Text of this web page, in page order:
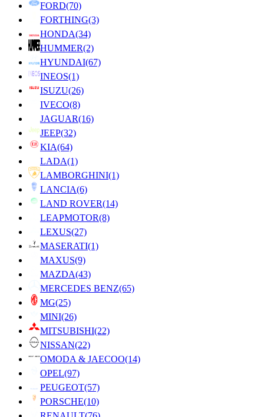
FORD(70)
FORTHING(3)
HONDA(34)
HUMMER(2)
HYUNDAI(67)
INEOS(1)
ISUZU(26)
IVECO(8)
JAGUAR(16)
JEEP(32)
KIA(64)
LADA(1)
LAMBORGHINI(1)
LANCIA(6)
LAND ROVER(14)
LEAPMOTOR(8)
LEXUS(27)
MASERATI(1)
MAXUS(9)
MAZDA(43)
MERCEDES BENZ(65)
MG(25)
MINI(26)
MITSUBISHI(22)
NISSAN(22)
OMODA & JAECOO(14)
OPEL(97)
PEUGEOT(57)
PORSCHE(10)